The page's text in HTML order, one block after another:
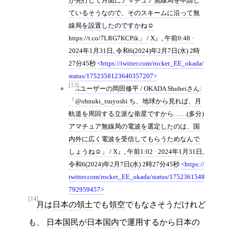
ているそうなので、そのスキームに沿って無
線局を設置したのですかね☺️
https://t.co/7LRG7KCPik」 / X
, 午前0:48 ·
2024年1月31日 , 令和6(2024)年2月7日(水) 2時
27分45秒
https://twitter.com/rocket_EE_okada/
status/1752358123640357207
[13]Xユーザーの岡田修平 / OKADA Shuheiさん:
「@ohnuki_tsuyoshi ち、地球から見れば、月
軌道を周回する立派な衛星ですから……(多分)
アマチュア無線局の電波を選定したのは、国
内外に広く電波を受信してもらうためなんで
しょうね☺️」 / X
, 午前1:02 · 2024年1月31日 ,
令和6(2024)年2月7日(水) 2時27分45秒
https://
twitter.com/rocket_EE_okada/status/1752361548
792959457
[14]
月 は 日本の領土でも領空でもなさそうだけれど
も、 日本国民が日本国内で運用するから 日本の